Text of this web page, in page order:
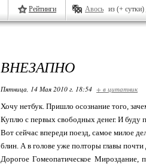
Рейтинги Авось из (+ сутки)
ВНЕЗАПНО
Пятница, 14 Мая 2010 г. 18:54 + в цитатник
Хочу нетбук. Пришло осознание того,
Куплю с первых свободных денег. И буду
Вот сейчас впереди поезд, самое милое
блин. А в голове уже полторы главы
Дорогое Гомеопатическое Мироздание,